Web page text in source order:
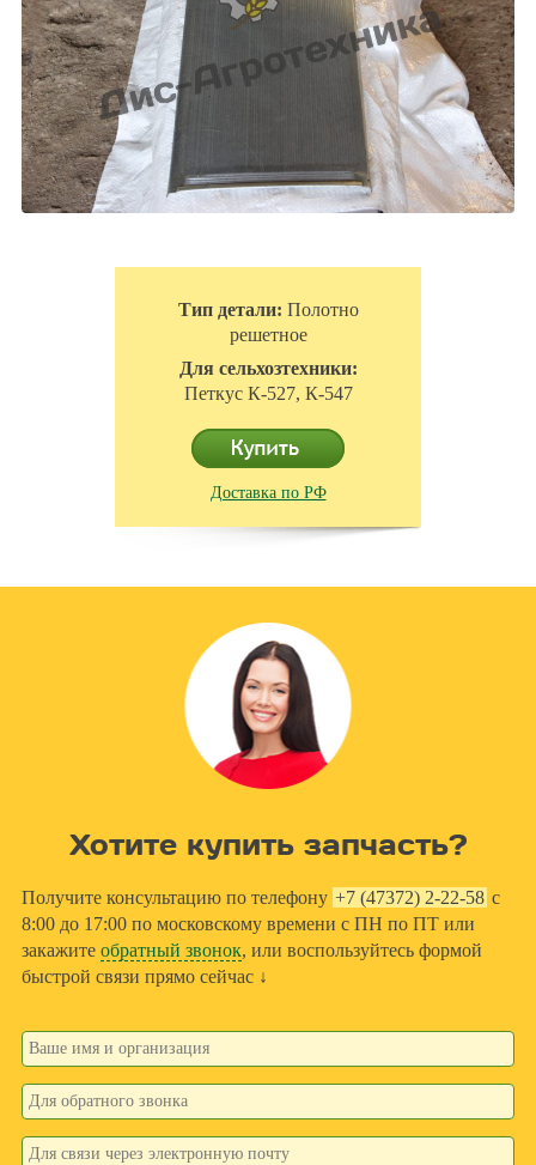
Тип детали: Полотно
решетное
Для сельхозтехники:
Петкус К-527, К-547
Доставка по РФ
Хотите купить запчасть?
Получите консультацию по телефону +7 (47372) 2-22-58 с
8:00 до 17:00 по московскому времени с ПН по ПТ или
закажите обратный звонок, или воспользуйтесь формой
быстрой связи прямо сейчас ↓